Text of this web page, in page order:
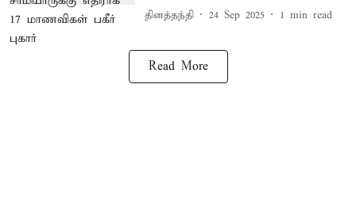
தினத்தந்தி 24 Sep 2025 1 min read
Read More